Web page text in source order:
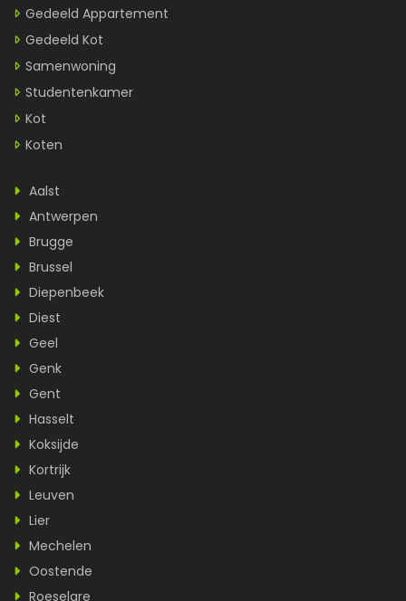
Gedeeld Appartement
Gedeeld Kot
Samenwoning
Studentenkamer
Kot
Koten
Aalst
Antwerpen
Brugge
Brussel
Diepenbeek
Diest
Geel
Genk
Gent
Hasselt
Koksijde
Kortrijk
Leuven
Lier
Mechelen
Oostende
Roeselare